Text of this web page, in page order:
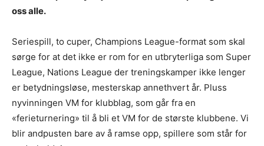
oss alle.
Seriespill, to cuper, Champions League-format som skal
sørge for at det ikke er rom for en utbryterliga som Super
League, Nations League der treningskamper ikke lenger
er betydningsløse, mesterskap annethvert år. Pluss
nyvinningen VM for klubblag, som går fra en
«ferieturnering» til å bli et VM for de største klubbene. Vi
blir andpusten bare av å ramse opp, spillere som står for